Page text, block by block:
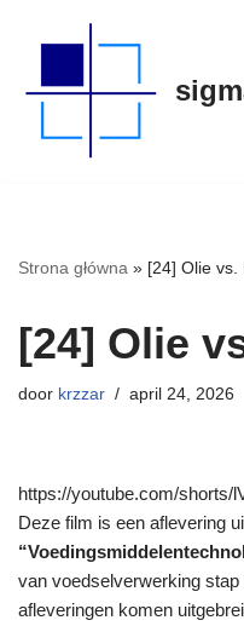
naar
Strona główna » [24] Olie vs.
[24] Olie
door krzzar april 24, 2026
https://youtube.com/shorts/
Deze film is een aflevering
van voedselverwerking
afleveringen komen